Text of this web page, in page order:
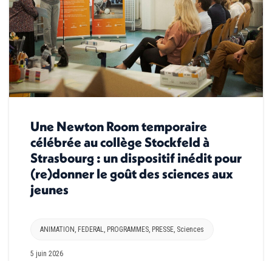
Une Newton Room temporaire
célébrée au collège Stockfeld à
Strasbourg : un dispositif inédit pour
(re)donner le goût des sciences aux
jeunes
ANIMATION , FEDERAL, PROGRAMMES, PRESSE, Sciences
5 juin 2026